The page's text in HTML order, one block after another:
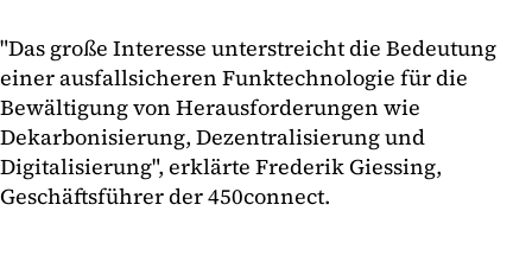
"Das große Interesse unterstreicht die Bedeutung
einer ausfallsicheren Funktechnologie für die
Bewältigung von Herausforderungen wie
Dekarbonisierung, Dezentralisierung und
Digitalisierung", erklärte Frederik Giessing,
Geschäftsführer der 450connect.